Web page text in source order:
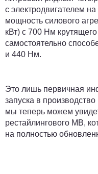
с электродвигателем
мощность силового
кВт) с 700 Нм
самостоятельно
и 440 Нм.
Это лишь первичная
запуска в
мы теперь можем
рестайлингового MB,
на полностью